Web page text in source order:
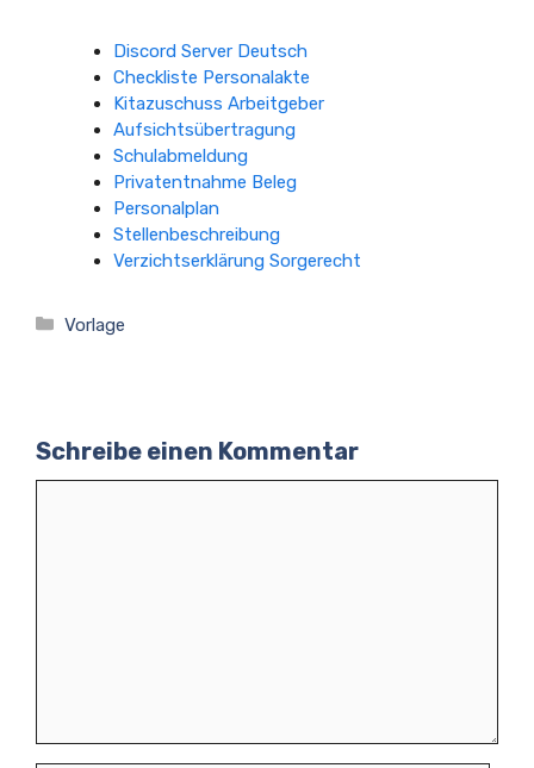
Discord Server Deutsch
Checkliste Personalakte
Kitazuschuss Arbeitgeber
Aufsichtsübertragung
Schulabmeldung
Privatentnahme Beleg
Personalplan
Stellenbeschreibung
Verzichtserklärung Sorgerecht
Kategorien
Vorlage
Schreibe einen Kommentar